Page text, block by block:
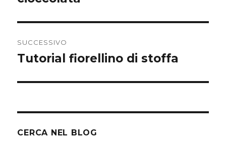
SUCCESSIVO
Articolo
Tutorial fiorellino di stoffa
CERCA NEL BLOG